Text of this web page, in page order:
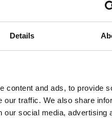
Details
content and ads, to provide
our traffic. We also share
our social media, advertising
Lees het inteview